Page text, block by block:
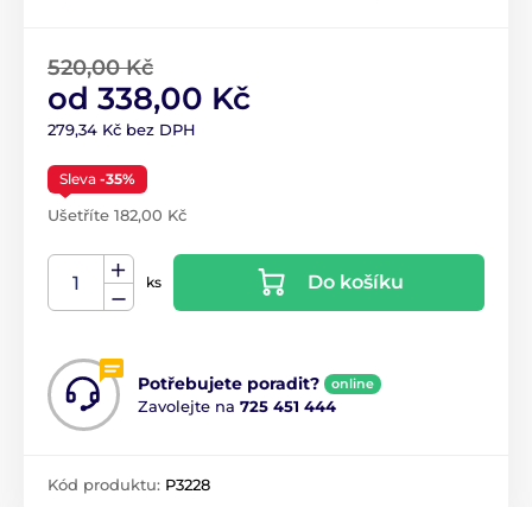
520,00 Kč
od 338,00 Kč
279,34 Kč bez DPH
Sleva -35%
Ušetříte 182,00 Kč
ks Do košíku
Potřebujete poradit? online
Zavolejte na 725 451 444
Kód produktu: P3228